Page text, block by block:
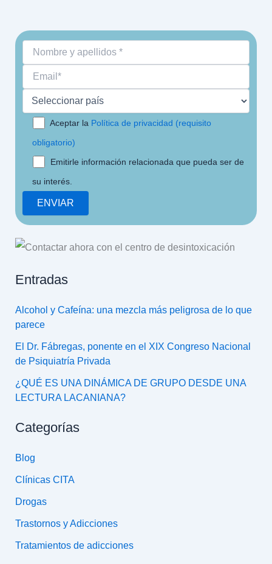
Aceptar la Política de privacidad (requisito
obligatorio)
Emitirle información relacionada que pueda ser de
su interés.
Entradas
Alcohol y Cafeína: una mezcla más peligrosa de lo que
parece
El Dr. Fábregas, ponente en el XIX Congreso Nacional
de Psiquiatría Privada
¿QUÉ ES UNA DINÁMICA DE GRUPO DESDE UNA
LECTURA LACANIANA?
Categorías
Blog
Clínicas CITA
Drogas
Trastornos y Adicciones
Tratamientos de adicciones